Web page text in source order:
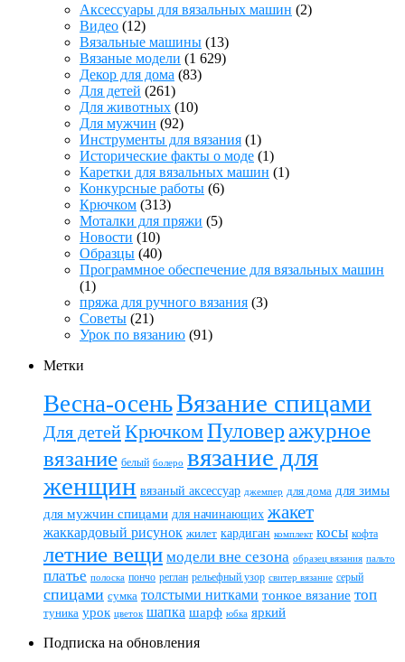
Аксессуары для вязальных машин (2)
Видео (12)
Вязальные машины (13)
Вязаные модели (1 629)
Декор для дома (83)
Для детей (261)
Для животных (10)
Для мужчин (92)
Инструменты для вязания (1)
Исторические факты о моде (1)
Каретки для вязальных машин (1)
Конкурсные работы (6)
Крючком (313)
Моталки для пряжи (5)
Новости (10)
Образцы (40)
Программное обеспечение для вязальных машин
(1)
пряжа для ручного вязания (3)
Советы (21)
Урок по вязанию (91)
Метки
Весна-осеньВязание спицами
Для детейКрючкомПуловер ажурное
вязание белый болеро вязание для
женщин вязаный аксессуар джемпер для дома для зимы
для мужчин спицами для начинающих жакет
жаккардовый рисунок жилет кардиган комплект косы кофта
летние вещи модели вне сезона образец вязания пальто
платье полоска пончо реглан рельефный узор свитер вязание серый
спицами сумка толстыми нитками тонкое вязание топ
туника урок цветок шапка шарф юбка яркий
Подписка на обновления